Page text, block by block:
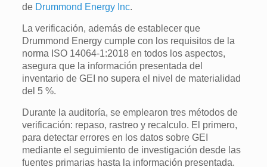
de Drummond Energy Inc.
La verificación, además de establecer que
Drummond Energy cumple con los requisitos de la
norma ISO 14064-1:2018 en todos los aspectos,
asegura que la información presentada del
inventario de GEI no supera el nivel de materialidad
del 5 %.
Durante la auditoría, se emplearon tres métodos de
verificación: repaso, rastreo y recalculo. El primero,
para detectar errores en los datos sobre GEI
mediante el seguimiento de investigación desde las
fuentes primarias hasta la información presentada.